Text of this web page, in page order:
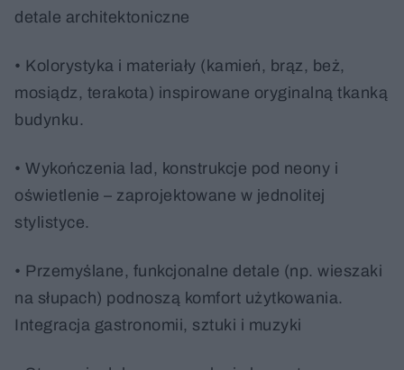
detale architektoniczne
• Kolorystyka i materiały (kamień, brąz, beż,
mosiądz, terakota) inspirowane oryginalną tkanką
budynku.
• Wykończenia lad, konstrukcje pod neony i
oświetlenie – zaprojektowane w jednolitej
stylistyce.
• Przemyślane, funkcjonalne detale (np. wieszaki
na słupach) podnoszą komfort użytkowania.
Integracja gastronomii, sztuki i muzyki